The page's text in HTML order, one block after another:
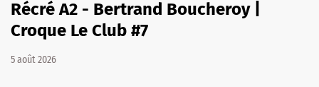
Récré A2 - Bertrand Boucheroy |
Croque Le Club #7
5 août 2026